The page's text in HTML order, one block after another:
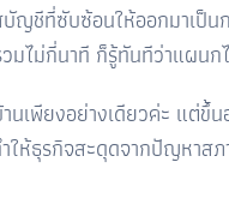
ญชีที่ซับซ้อนให้ออกมาเป็
มไม่กี่นาที ก็รู้ทันทีว่าแผน
เพียงอย่างเดียวค่ะ แต่
ให้ธุรกิจสะดุดจากปัญหาส